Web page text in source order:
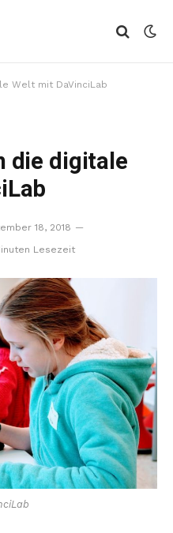
Welt mit DaVinciLab
die digitale
18, 2018
Lesezeit